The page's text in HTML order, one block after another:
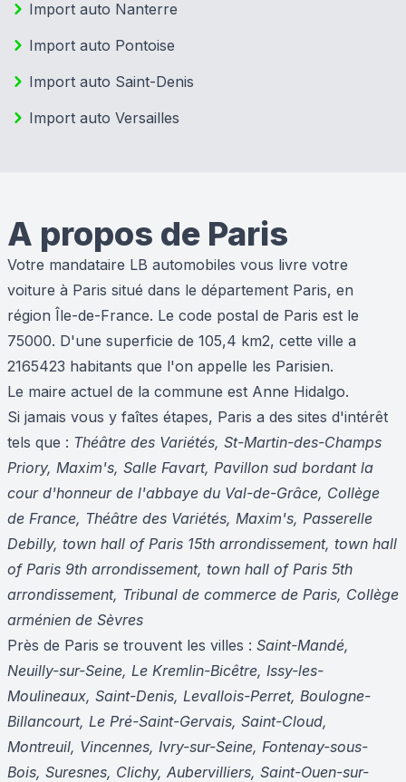
Import auto Nanterre
Import auto Pontoise
Import auto Saint-Denis
Import auto Versailles
A propos de Paris
Votre mandataire LB automobiles vous livre votre
voiture à Paris situé dans le département Paris, en
région Île-de-France. Le code postal de Paris est le
75000. D'une superficie de 105,4 km2, cette ville a
2165423 habitants que l'on appelle les Parisien.
Le maire actuel de la commune est Anne Hidalgo.
Si jamais vous y faîtes étapes, Paris a des sites d'intérêt
tels que : Théâtre des Variétés, St-Martin-des-Champs
Priory, Maxim's, Salle Favart, Pavillon sud bordant la
cour d'honneur de l'abbaye du Val-de-Grâce, Collège
de France, Théâtre des Variétés, Maxim's, Passerelle
Debilly, town hall of Paris 15th arrondissement, town hall
of Paris 9th arrondissement, town hall of Paris 5th
arrondissement, Tribunal de commerce de Paris, Collège
arménien de Sèvres
Près de Paris se trouvent les villes : Saint-Mandé,
Neuilly-sur-Seine, Le Kremlin-Bicêtre, Issy-les-
Moulineaux, Saint-Denis, Levallois-Perret, Boulogne-
Billancourt, Le Pré-Saint-Gervais, Saint-Cloud,
Montreuil, Vincennes, Ivry-sur-Seine, Fontenay-sous-
Bois, Suresnes, Clichy, Aubervilliers, Saint-Ouen-sur-